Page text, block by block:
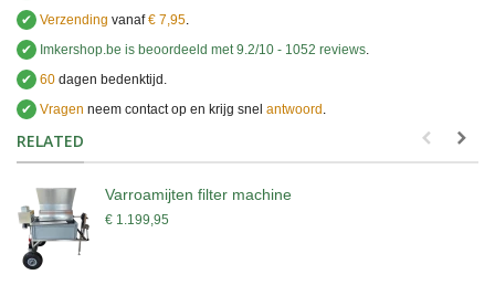
✔ Verzending vanaf€ 7,95.
✔
Imkershop.be is beoordeeld met9.2/10 - 1052 reviews.
✔ 60 dagen bedenktijd.
✔ Vragen neem contact op en krijg snel antwoord .
RELATED
Varroamijten filter machine
€ 1.199,95